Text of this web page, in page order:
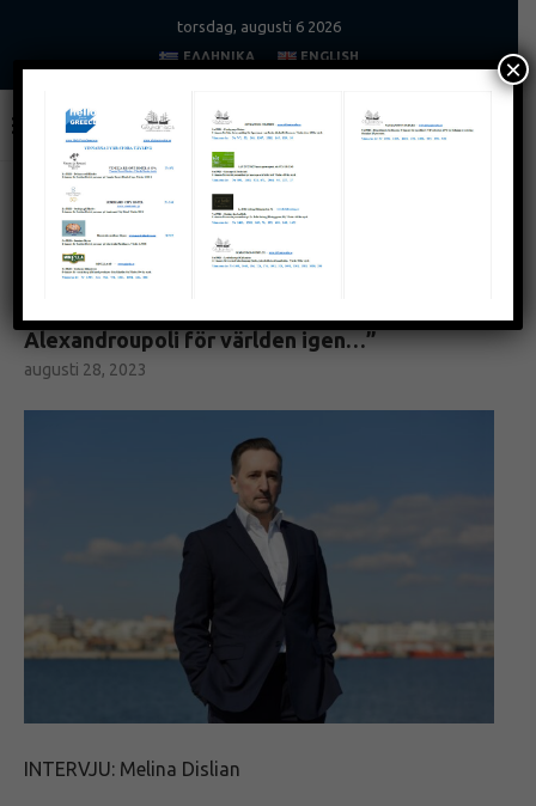
torsdag, augusti 6 2026
ΕΛΛΗΝΙΚΆ ENGLISH
Home Nyheter & Intervjuer
introducerar Alexandroupoli för världen igen…”
NYHETER & INTERVJUER
Yiannis Zamboukis: ”Vi introducerar
Alexandroupoli för världen igen…”
augusti 28, 2023
INTERVJU: Melina Dislian
×